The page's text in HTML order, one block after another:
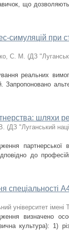
що дозволяють
симуляцій при
С. М. (ДЗ
реальних
Запропоновано
шляхи
(ДЗ "Луганський
партнерської
до
університет
визначено
культура): 1)